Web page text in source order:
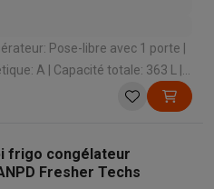
Pose-libre avec 1 porte |
totale: 363 L |
No Frost | Niveau
frigo congélateur
Fresher Techs